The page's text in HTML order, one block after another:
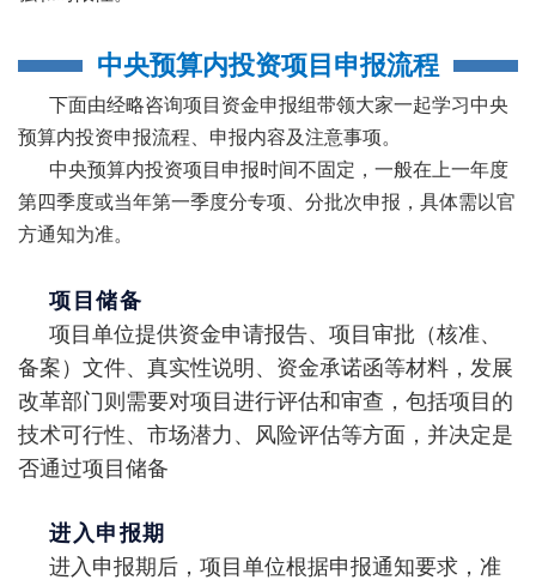
中央预算内投资项目申报流程
下面由经略咨询项目资金申报组带领大家一起学习中央
预算内投资申报流程、申报内容及注意事项。
中央预算内投资项目申报时间不固定，一般在上一年度
第四季度或当年第一季度分专项、分批次申报，具体需以官
方通知为准。
项目储备
项目单位提供资金申请报告、项目审批（核准、
备案）文件、真实性说明、资金承诺函等材料，发展
改革部门则需要对项目进行评估和审查，包括项目的
技术可行性、市场潜力、风险评估等方面，并决定是
否通过项目储备
进入申报期
进入申报期后，项目单位根据申报通知要求，准